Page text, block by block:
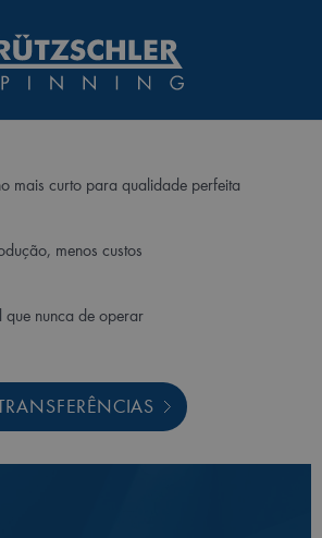
mais curto para qualidade perfeita
menos custos
que nunca de operar